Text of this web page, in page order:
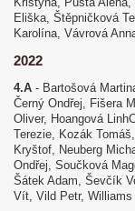
Eliška, Štěpničková
Karolína, Vávrová
2022
4.A - Bartošová
Černý Ondřej, Fišera
Oliver, Hoangová
Terezie, Kozák
Kryštof, Neuberg
Ondřej, Součková
Šátek Adam, Ševčík
Vít, Vild Petr, Williams